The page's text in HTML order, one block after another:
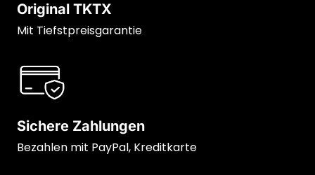
Original TKTX
Mit Tiefstpreisgarantie
Sichere Zahlungen
Bezahlen mit PayPal, Kreditkarte